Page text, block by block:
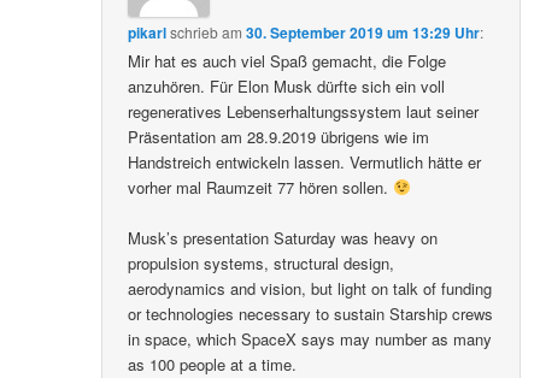
pikarlschriebam30. September 2019 um 13:29 Uhr:
Mir hat es auch viel Spaß gemacht, die Folge
anzuhören. Für Elon Musk dürfte sich ein voll
regeneratives Lebenserhaltungssystem laut seiner
Präsentation am 28.9.2019 übrigens wie im
Handstreich entwickeln lassen. Vermutlich hätte er
vorher mal Raumzeit 77 hören sollen.
Musk’s presentation Saturday was heavy on
propulsion systems, structural design,
aerodynamics and vision, but light on talk of funding
or technologies necessary to sustain Starship crews
in space, which SpaceX says may number as many
as 100 people at a time.